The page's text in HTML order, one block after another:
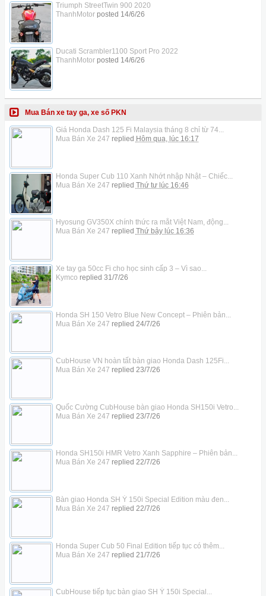
Triumph StreetTwin 900 2020
ThanhMotorposted 14/6/26
Ducati Scrambler1100 Sport Pro 2022
ThanhMotorposted 14/6/26
Mua Bán xe tay ga, xe số PKN
Giá Honda Dash 125 Fi Malaysia tháng 8 chỉ từ 74...
Mua Bán Xe 247 replied Hôm qua, lúc 16:17
Honda Super Cub 110 Xanh Nhớt nhập Nhật – Chiếc...
Mua Bán Xe 247 replied Thứ tư lúc 16:46
Hyosung GV350X chính thức ra mắt Việt Nam, động...
Mua Bán Xe 247 replied Thứ bảy lúc 16:36
Xe tay ga 50cc Fi cho học sinh cấp 3 – Vì sao...
Kymco replied 31/7/26
Honda SH 150 Vetro Blue New Concept – Phiên bản...
Mua Bán Xe 247 replied 24/7/26
CubHouse VN hoàn tất bàn giao Honda Dash 125Fi...
Mua Bán Xe 247 replied 23/7/26
Quốc Cường CubHouse bàn giao Honda SH150i Vetro...
Mua Bán Xe 247 replied 23/7/26
Honda SH150i HMR Vetro Xanh Sapphire – Phiên bản...
Mua Bán Xe 247 replied 22/7/26
Bàn giao Honda SH Ý 150i Special Edition màu đen...
Mua Bán Xe 247 replied 22/7/26
Honda Super Cub 50 Final Edition tiếp tục có thêm...
Mua Bán Xe 247 replied 21/7/26
CubHouse tiếp tục bàn giao SH Ý 150i Special...